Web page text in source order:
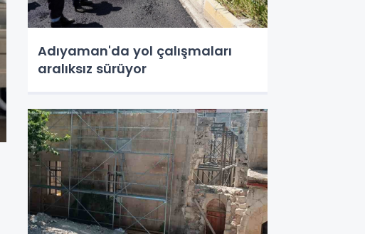
Adıyaman'da yol çalışmaları
aralıksız sürüyor